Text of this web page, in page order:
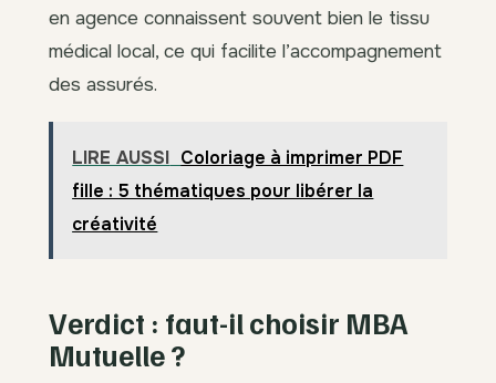
en agence connaissent souvent bien le tissu
médical local, ce qui facilite l’accompagnement
des assurés.
LIRE AUSSI Coloriage à imprimer PDF
fille : 5 thématiques pour libérer la
créativité
Verdict : faut-il choisir MBA
Mutuelle ?